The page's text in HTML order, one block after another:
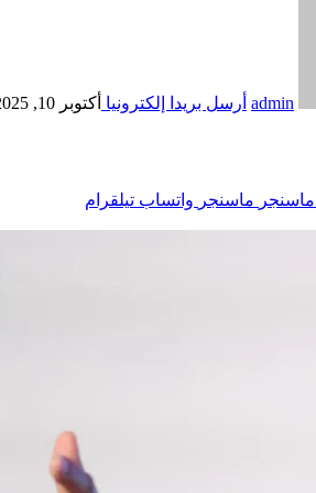
admin أرسل بريدا إلكترونيا أكتوبر 10, 2025
ماسنجر ماسنجر واتساب تيلقرام